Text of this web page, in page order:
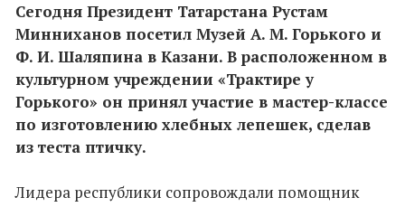
Сегодня Президент Татарстана Рустам
Минниханов посетил Музей А. М. Горького и
Ф. И. Шаляпина в Казани. В расположенном в
культурном учреждении «Трактире у
Горького» он принял участие в мастер-классе
по изготовлению хлебных лепешек, сделав
из теста птичку.
Лидера республики сопровождали помощник